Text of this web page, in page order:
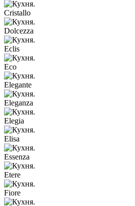
Cristallo
Dolcezza
Eclis
Eco
Elegante
Eleganza
Elegia
Elisa
Essenza
Etere
Fiore